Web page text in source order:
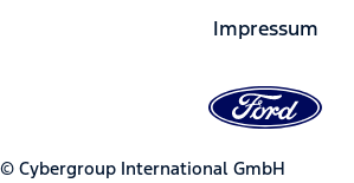
Impressum
© Cybergroup International GmbH